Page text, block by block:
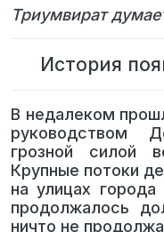
Триумвират
История
В недалеком
руководством
грозной силой
Крупные потоки
на улицах
продолжалось
ничто не